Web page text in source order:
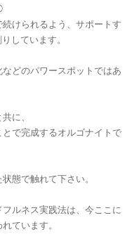
続けられるよう、サポートす
しています。
どのパワースポットではあ
に、
とで完成するオルゴナイトで
態で触れて下さい。
ルネス実践法は、今ここに
ています。